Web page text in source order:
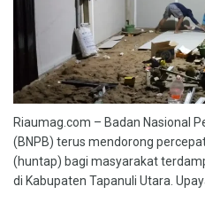
Riaumag.com – Badan Nasional
(BNPB) terus mendorong
(huntap) bagi masyarakat
di Kabupaten Tapanuli Utara.